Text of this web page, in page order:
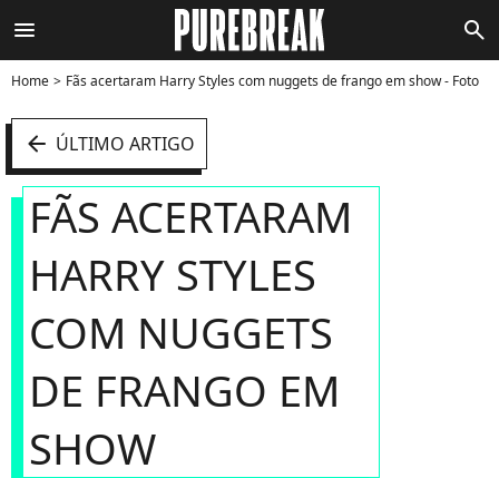
menu search
Home Fãs acertaram Harry Styles com nuggets de frango em show - Foto
arrow_left ÚLTIMO ARTIGO
FÃS ACERTARAM
HARRY STYLES
COM NUGGETS
DE FRANGO EM
SHOW